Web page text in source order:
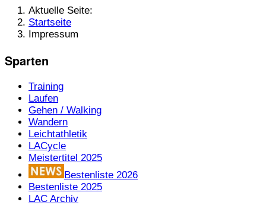
Aktuelle Seite:
Startseite
Impressum
Sparten
Training
Laufen
Gehen / Walking
Wandern
Leichtathletik
LACycle
Meistertitel 2025
Bestenliste 2026
Bestenliste 2025
LAC Archiv